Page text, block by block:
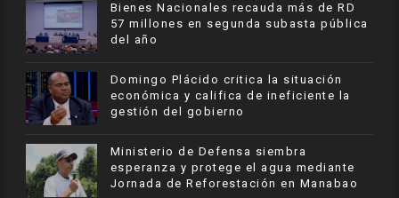
Bienes Nacionales recauda más de RD
57 millones en segunda subasta pública
del año
​Domingo Plácido critica la situación
económica y califica de ineficiente la
gestión del gobierno
Ministerio de Defensa siembra
esperanza y protege el agua mediante
Jornada de Reforestación en Manabao